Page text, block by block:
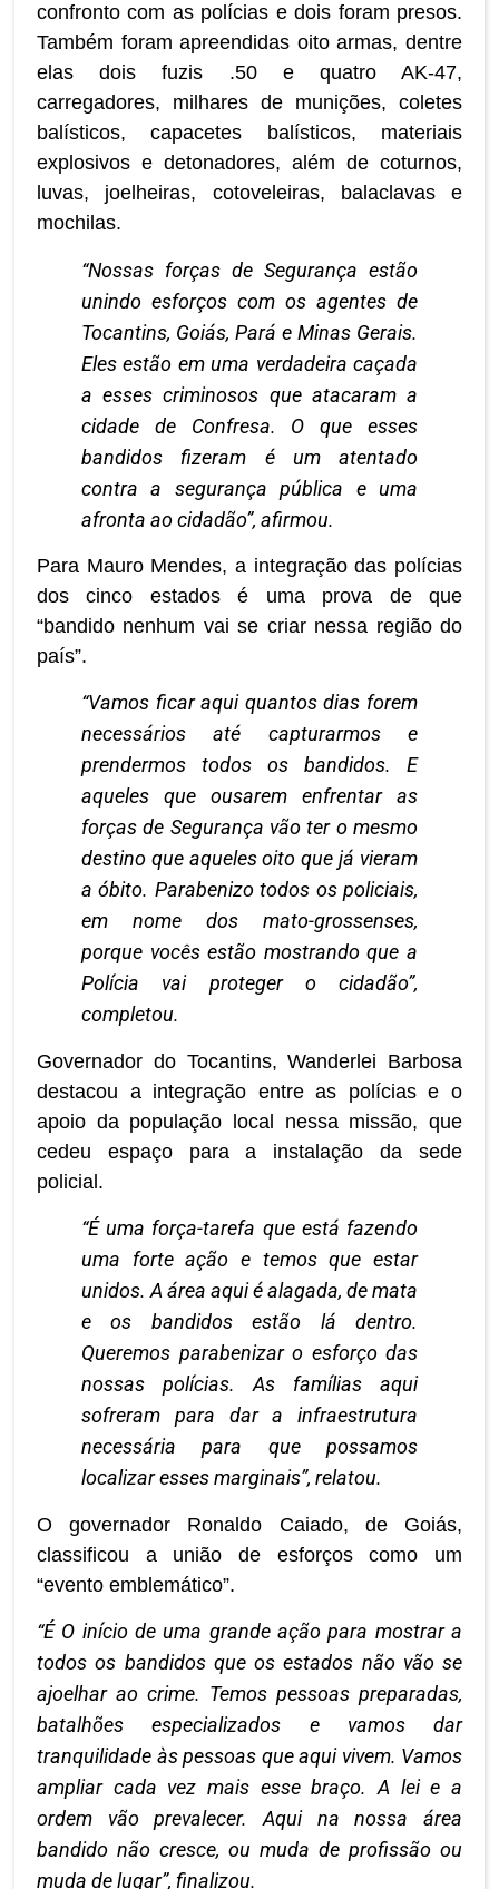
confronto com as polícias e dois foram presos.
Também foram apreendidas oito armas, dentre
elas dois fuzis .50 e quatro AK-47,
carregadores, milhares de munições, coletes
balísticos, capacetes balísticos, materiais
explosivos e detonadores, além de coturnos,
luvas, joelheiras, cotoveleiras, balaclavas e
mochilas.
“Nossas forças de Segurança estão
unindo esforços com os agentes de
Tocantins, Goiás, Pará e Minas Gerais.
Eles estão em uma verdadeira caçada
a esses criminosos que atacaram a
cidade de Confresa. O que esses
bandidos fizeram é um atentado
contra a segurança pública e uma
afronta ao cidadão”, afirmou.
Para Mauro Mendes, a integração das polícias
dos cinco estados é uma prova de que
“bandido nenhum vai se criar nessa região do
país”.
“Vamos ficar aqui quantos dias forem
necessários até capturarmos e
prendermos todos os bandidos. E
aqueles que ousarem enfrentar as
forças de Segurança vão ter o mesmo
destino que aqueles oito que já vieram
a óbito. Parabenizo todos os policiais,
em nome dos mato-grossenses,
porque vocês estão mostrando que a
Polícia vai proteger o cidadão”,
completou.
Governador do Tocantins, Wanderlei Barbosa
destacou a integração entre as polícias e o
apoio da população local nessa missão, que
cedeu espaço para a instalação da sede
policial.
“É uma força-tarefa que está fazendo
uma forte ação e temos que estar
unidos. A área aqui é alagada, de mata
e os bandidos estão lá dentro.
Queremos parabenizar o esforço das
nossas polícias. As famílias aqui
sofreram para dar a infraestrutura
necessária para que possamos
localizar esses marginais”, relatou.
O governador Ronaldo Caiado, de Goiás,
classificou a união de esforços como um
“evento emblemático”.
“É O início de uma grande ação para mostrar a
todos os bandidos que os estados não vão se
ajoelhar ao crime. Temos pessoas preparadas,
batalhões especializados e vamos dar
tranquilidade às pessoas que aqui vivem. Vamos
ampliar cada vez mais esse braço. A lei e a
ordem vão prevalecer. Aqui na nossa área
bandido não cresce, ou muda de profissão ou
muda de lugar”, finalizou.